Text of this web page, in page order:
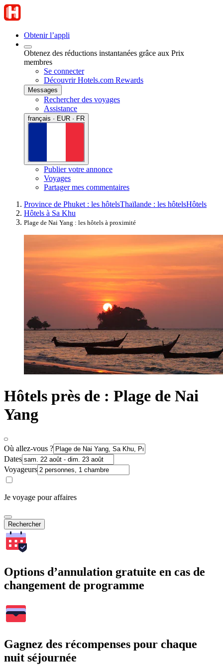
Obtenir l’appli
Obtenez des réductions instantanées grâce aux Prix
membres
Se connecter
Découvrir Hotels.com Rewards
Messages
Rechercher des voyages
Assistance
français · EUR · FR
Publier votre annonce
Voyages
Partager mes commentaires
Province de Phuket : les hôtelsThaïlande : les hôtelsHôtels
Hôtels à Sa Khu
Plage de Nai Yang : les hôtels à proximité
Hôtels près de : Plage de Nai
Yang
Où allez-vous ?
Dates
Voyageurs
Je voyage pour affaires
Rechercher
Options d’annulation gratuite en cas de
changement de programme
Gagnez des récompenses pour chaque
nuit séjournée